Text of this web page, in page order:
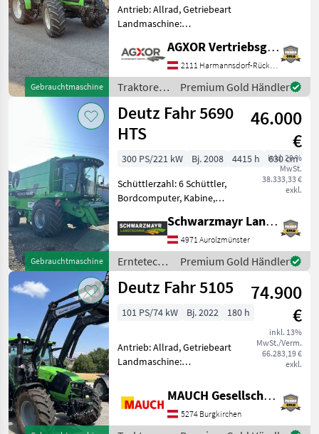
Gebrauchtmaschine
Antrieb: Allrad, Getriebeart
Landmaschine:
Kabine,
Zapfwellendrehzahl:
540/540E/1000/1000E,
Klimaanlage EDV: 88019
Allradtraktor - mit Pow
AGXOR Vertriebsgesellschaft Ost GmbH
2111 Harmannsdorf-Rückersdorf
Traktoren
/ Deutz
Fahr
Premium Gold Händler
Gebrauchtmaschine
Deutz Fahr 5690
HTS
46.000
€
inkl. 20 %
MwSt.
38.333,33 €
exkl.
300 PS/221 kW Bj. 2008 4415 h
630 cm
Schüttlerzahl: 6 Schüttler,
Bordcomputer, Kabine,
Schneidwerkswagen,
Strohhäcksler Verkauft wird
ein Deutz Fahr 5690HTS
Mähdrescher in sehr gepfl
Schwarzmayr Landtechnik GmbH - Aurolzmünster
4971 Aurolzmünster
Erntetechnik
Ackerbau /
Deutz Fahr
Premium Gold Händler
Deutz Fahr 5105
74.900
€
inkl. 13%
MwSt./Verm.
66.283,19 €
exkl.
101 PS/74 kW Bj. 2022 180 h
Antrieb: Allrad, Getriebeart
Landmaschine:
Plattform: Kabine,
Höchstgeschwindigkeit in
km/h: 40 km/h,
MAUCH Gesellschaft m.b.H. & Co.KG
5274 Burgkirchen